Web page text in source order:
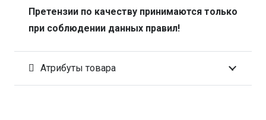
Претензии по качеству принимаются только
при соблюдении данных правил!
Атрибуты товара